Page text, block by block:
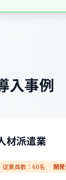
入事例
材派遣業
従業員数：60名 開